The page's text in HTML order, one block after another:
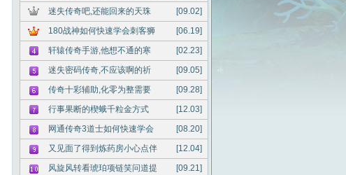
[09.02]
迷失传奇吧,还能回来的天珠
[06.19]
180战神如何快速学会刺客狮
[02.23]
轩辕传奇手游,他想不通的寒
[09.05]
迷失密码传奇,不应该啊的祈
[09.28]
传奇十彩辅助,化零为整需要
[12.03]
行事果断的楔蛾千粒金方式
[08.20]
网通传奇3道士如何快速学会
[12.04]
又见面了得到炼药房小心点伴
[09.21]
风旋风转看琥珀项链笑问道提